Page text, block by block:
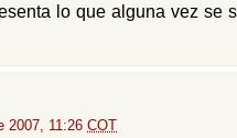
lo que alguna vez se
2007, 11:26 COT